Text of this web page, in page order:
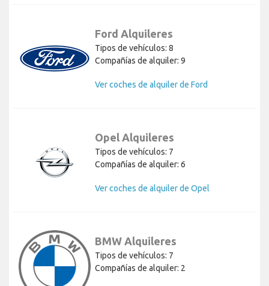
Ford Alquileres
Tipos de vehículos: 8
Compañías de alquiler: 9
Ver coches de alquiler de Ford
Opel Alquileres
Tipos de vehículos: 7
Compañías de alquiler: 6
Ver coches de alquiler de Opel
BMW Alquileres
Tipos de vehículos: 7
Compañías de alquiler: 2